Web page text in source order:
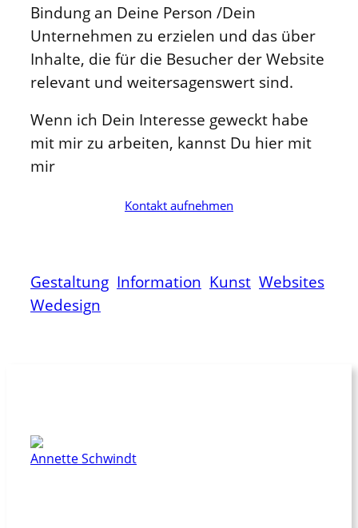
Bindung an Deine Person /Dein
Unternehmen zu erzielen und das über
Inhalte, die für die Besucher der Website
relevant und weitersagenswert sind.
Wenn ich Dein Interesse geweckt habe
mit mir zu arbeiten, kannst Du hier mit
mir
Kontakt aufnehmen
Gestaltung Information Kunst Websites
Wedesign
Annette Schwindt